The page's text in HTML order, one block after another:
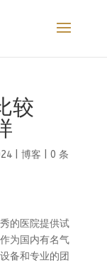
较
| 博客
0 条
的医院提供试
为国内有名气
备和专业的团